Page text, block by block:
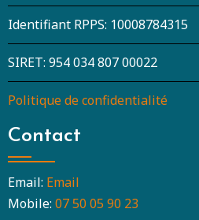
Identifiant RPPS: 10008784315
SIRET: 954 034 807 00022
Politique de confidentialité
Contact
Email: Email
Mobile: 07 50 05 90 23